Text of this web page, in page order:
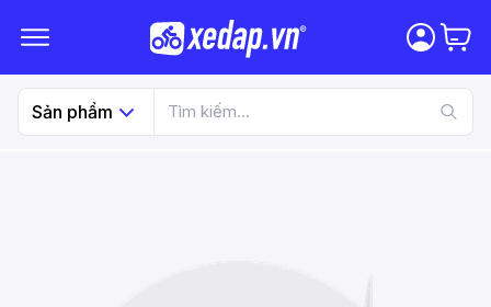
Sản phẩm